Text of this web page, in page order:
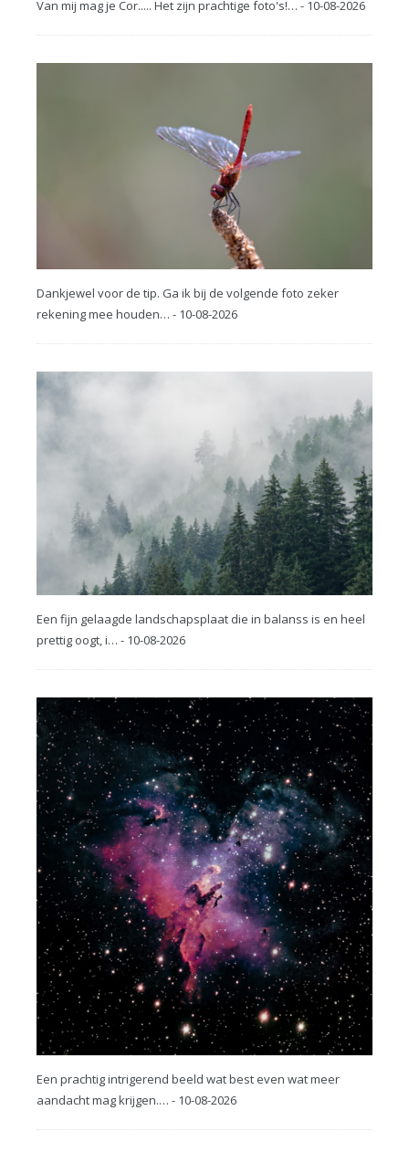
Van mij mag je Cor..... Het zijn prachtige foto's!… - 10-08-2026
Dankjewel voor de tip. Ga ik bij de volgende foto zeker
rekening mee houden… - 10-08-2026
Een fijn gelaagde landschapsplaat die in balanss is en heel
prettig oogt, i… - 10-08-2026
Een prachtig intrigerend beeld wat best even wat meer
aandacht mag krijgen.… - 10-08-2026